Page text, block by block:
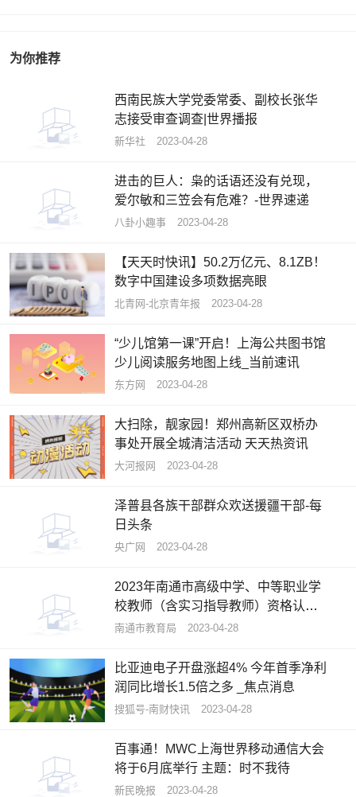
为你推荐
西南民族大学党委常委、副校长张华
志接受审查调查|世界播报
新华社 2023-04-28
进击的巨人：枭的话语还没有兑现，
爱尔敏和三笠会有危难？-世界速递
八卦小趣事 2023-04-28
【天天时快讯】50.2万亿元、8.1ZB！
数字中国建设多项数据亮眼
北青网-北京青年报 2023-04-28
“少儿馆第一课”开启！上海公共图书馆
少儿阅读服务地图上线_当前速讯
东方网 2023-04-28
大扫除，靓家园！郑州高新区双桥办
事处开展全城清洁活动 天天热资讯
大河报网 2023-04-28
泽普县各族干部群众欢送援疆干部-每
日头条
央广网 2023-04-28
2023年南通市高级中学、中等职业学
校教师（含实习指导教师）资格认定
体检公告 世界热资讯
南通市教育局 2023-04-28
比亚迪电子开盘涨超4% 今年首季净利
润同比增长1.5倍之多 _焦点消息
搜狐号-南财快讯 2023-04-28
百事通！MWC上海世界移动通信大会
将于6月底举行 主题：时不我待
新民晚报 2023-04-28